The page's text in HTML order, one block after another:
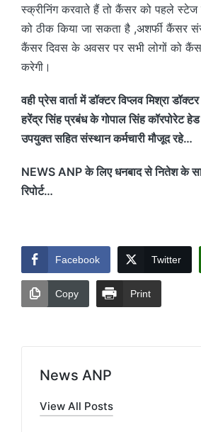
स्क्रीनिंग करवाते हैं तो कैंसर को पहले
को ठीक किया जा सकता है ,अशर्फी कैंसर
कैंसर दिवस के अवसर पर सभी लोगों को
करेगी।
वही प्रेस वार्ता में डॉक्टर विप्लव मिश्रा
हरेंद्र सिंह प्रबंध के गोपाल सिंह कॉरपोरेट
उपयुक्त सहित संस्थान कर्मचारी मौजूद रहे…
NEWS ANP के लिए धनबाद से नितेश के
रिपोर्ट…
Facebook Twitter
Copy Print
News ANP
View All Posts